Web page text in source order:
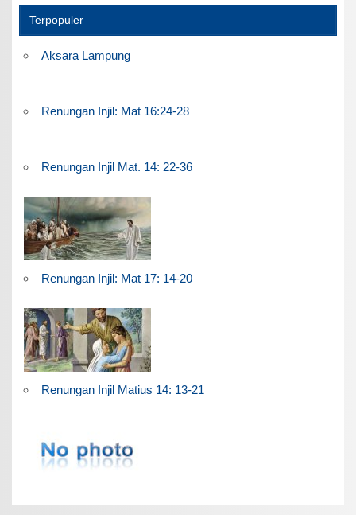
Terpopuler
Aksara Lampung
Renungan Injil: Mat 16:24-28
Renungan Injil Mat. 14: 22-36
Renungan Injil: Mat 17: 14-20
Renungan Injil Matius 14: 13-21